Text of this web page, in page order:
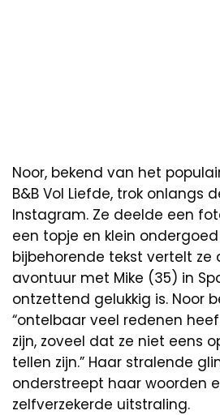
Noor, bekend van het
B&B Vol Liefde, trok onlangs
Instagram. Ze deelde een
een topje en klein
bijbehorende tekst vertelt ze
avontuur met Mike (35) in
ontzettend gelukkig is. Noor
“ontelbaar veel redenen
zijn, zoveel dat ze niet eens
tellen zijn.” Haar stralende
onderstreept haar woorden
zelfverzekerde uitstraling.